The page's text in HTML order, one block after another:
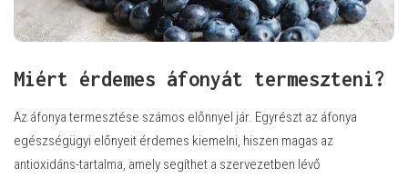
Miért érdemes áfonyát termeszteni?
Az áfonya termesztése számos előnnyel jár. Egyrészt az áfonya
egészségügyi előnyeit érdemes kiemelni, hiszen magas az
antioxidáns-tartalma, amely segíthet a szervezetben lévő